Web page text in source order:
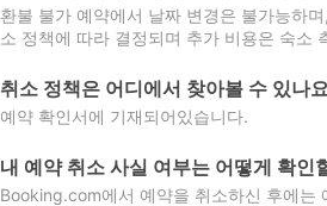
환불 불가 예약에서 날짜 변경은 불가능하
소 정책에 따라 결정되며 추가 비용은 숙소
취소 정책은 어디에서 찾아볼 수 있나
예약 확인서에 기재되어있습니다.
내 예약 취소 사실 여부는 어떻게 확인
Booking.com에서 예약을 취소하신 후에는